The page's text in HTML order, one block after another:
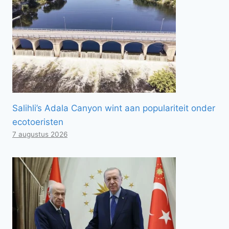
Salihli’s Adala Canyon wint aan populariteit onder
ecotoeristen
7 augustus 2026